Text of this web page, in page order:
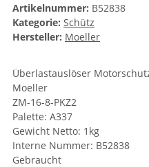
Artikelnummer: B52838
Kategorie: Schütz
Hersteller: Moeller
Überlastauslöser
Moeller
ZM-16-8-PKZ2
Palette: A337
Gewicht Netto: 1kg
Interne Nummer: B52838
Gebraucht